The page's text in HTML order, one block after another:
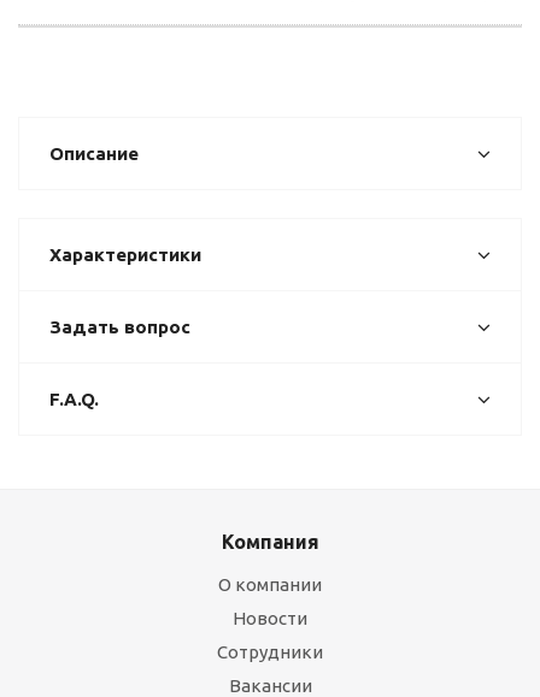
Описание
Характеристики
Задать вопрос
F.A.Q.
Компания
О компании
Новости
Сотрудники
Вакансии